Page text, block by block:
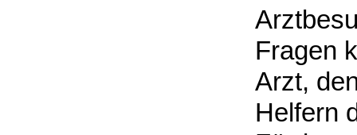
Fragen
Arzt,
Helfern